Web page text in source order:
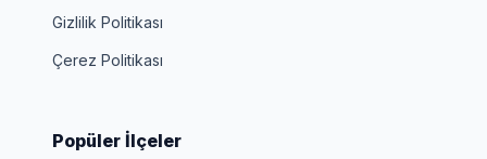
Gizlilik Politikası
Çerez Politikası
Popüler İlçeler